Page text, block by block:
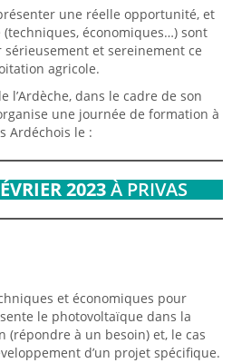
une réelle opportunité, et
(techniques, économiques…) sont
sérieusement et sereinement ce
agricole.
l’Ardèche, dans le cadre de son
une journée de formation à
Ardéchois le :
2023À PRIVAS
et économiques pour
le photovoltaïque dans la
(répondre à un besoin) et, le cas
d’un projet spécifique.